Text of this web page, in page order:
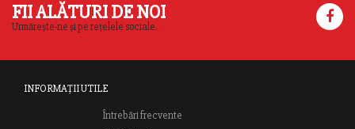
FII ALĂTURI DE NOI
Urmărește-ne și pe rețelele sociale.
INFORMAȚII UTILE
Întrebări frecvente